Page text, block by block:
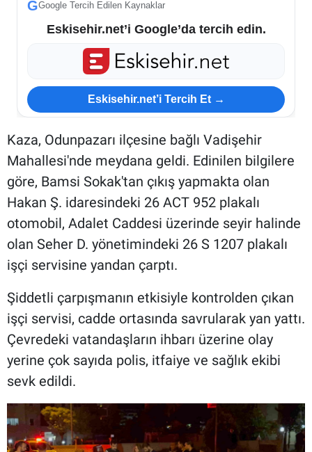
GGoogle Tercih Edilen Kaynaklar
Eskisehir.net’i Google’da tercih edin.
Eskisehir.net’i Tercih Et →
Kaza, Odunpazarı ilçesine bağlı Vadişehir
Mahallesi'nde meydana geldi. Edinilen bilgilere
göre, Bamsi Sokak'tan çıkış yapmakta olan
Hakan Ş. idaresindeki 26 ACT 952 plakalı
otomobil, Adalet Caddesi üzerinde seyir halinde
olan Seher D. yönetimindeki 26 S 1207 plakalı
işçi servisine yandan çarptı.
Şiddetli çarpışmanın etkisiyle kontrolden çıkan
işçi servisi, cadde ortasında savrularak yan yattı.
Çevredeki vatandaşların ihbarı üzerine olay
yerine çok sayıda polis, itfaiye ve sağlık ekibi
sevk edildi.